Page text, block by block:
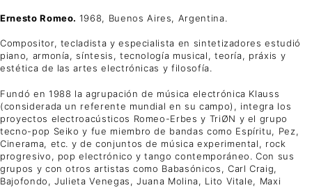
Ernesto Romeo. 1968, Buenos Aires, Argentina.
Compositor, tecladista y especialista en sintetizadores estudió
piano, armonía, síntesis, tecnología musical, teoría, práxis y
estética de las artes electrónicas y filosofía.
Fundó en 1988 la agrupación de música electrónica Klauss
(considerada un referente mundial en su campo), integra los
proyectos electroacústicos Romeo-Erbes y TriØN y el grupo
tecno-pop Seiko y fue miembro de bandas como Espíritu, Pez,
Cinerama, etc. y de conjuntos de música experimental, rock
progresivo, pop electrónico y tango contemporáneo. Con sus
grupos y con otros artistas como Babasónicos, Carl Craig,
Bajofondo, Julieta Venegas, Juana Molina, Lito Vitale, Maxi